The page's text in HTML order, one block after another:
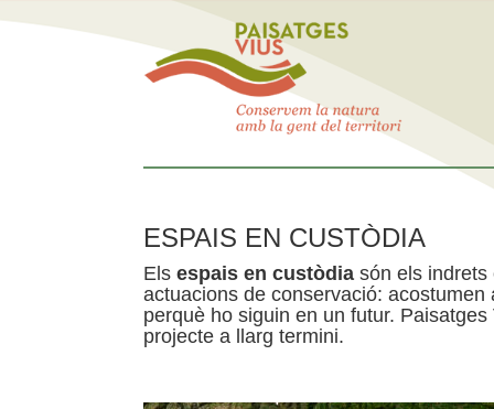
ESPAIS EN CUSTÒDIA
Els espais en custòdia són els indrets
actuacions de conservació:
perquè ho siguin en un futur.
projecte a llarg termini.